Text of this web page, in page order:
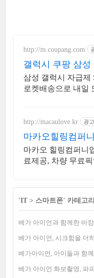
http://m.coupang.com
갤럭시 쿠팡 삼성
별가
삼성 갤럭시 자급제
로켓배송으로 내일
http://macaulove.kr 광고
마카오힐링컴퍼니
마카오 힐링컴퍼니
료제공, 차량 무료
'IT > 스마트폰' 카테고
베가 아이언과 함께한 바
베가 아이언, 시크함을 더
베가아이언, 아이들과 함
베가 아이언 화보촬영, 파